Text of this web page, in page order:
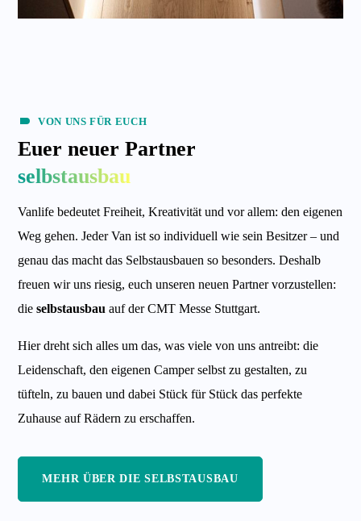
VON UNS FÜR EUCH
Euer neuer Partner
selbstausbau
Vanlife bedeutet Freiheit, Kreativität und vor allem: den eigenen
Weg gehen. Jeder Van ist so individuell wie sein Besitzer – und
genau das macht das Selbstausbauen so besonders. Deshalb
freuen wir uns riesig, euch unseren neuen Partner vorzustellen:
dieselbstausbau auf der CMT Messe Stuttgart.
Hier dreht sich alles um das, was viele von uns antreibt: die
Leidenschaft, den eigenen Camper selbst zu gestalten, zu
tüfteln, zu bauen und dabei Stück für Stück das perfekte
Zuhause auf Rädern zu erschaffen.
MEHR ÜBER DIE SELBSTAUSBAU